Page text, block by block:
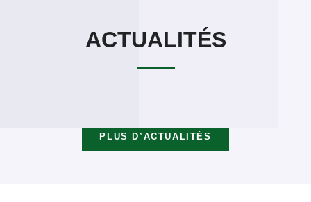
ACTUALITÉS
PLUS D’ACTUALITÉS